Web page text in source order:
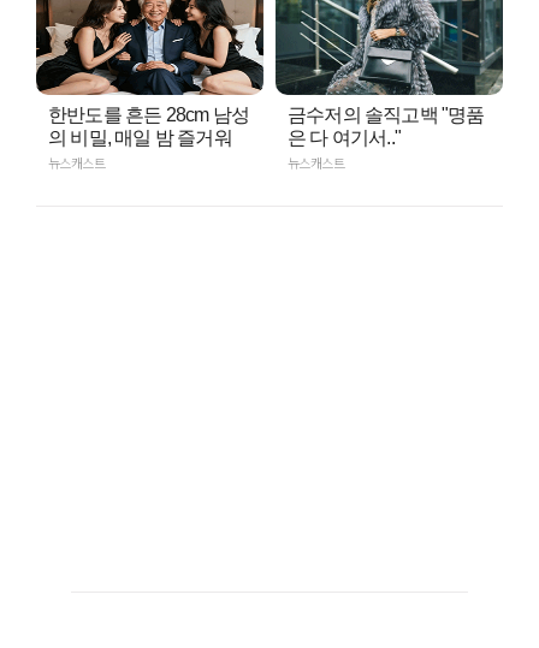
한반도를 흔든 28cm 남성
의 비밀, 매일 밤 즐거워
뉴스캐스트
금수저의 솔직고백 "명품
은 다 여기서.."
뉴스캐스트